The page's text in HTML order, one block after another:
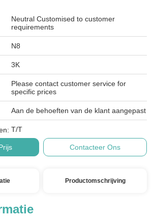
Neutral Customised to customer
requirements
N8
3K
Please contact customer service for
specific prices
Aan de behoeften van de klant aangepast
T/T
Contacteer Ons
Productomschrijving